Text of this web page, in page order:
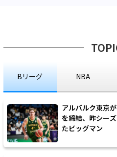
Bリーグ NBA
アルバルク東京
を締結、昨シー
たビッグマン